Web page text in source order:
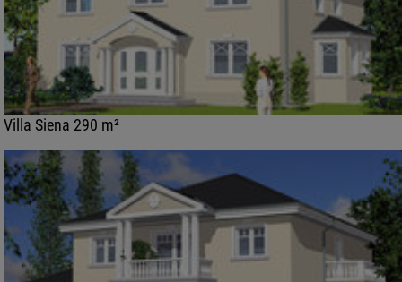
Villa Siena 290 m²